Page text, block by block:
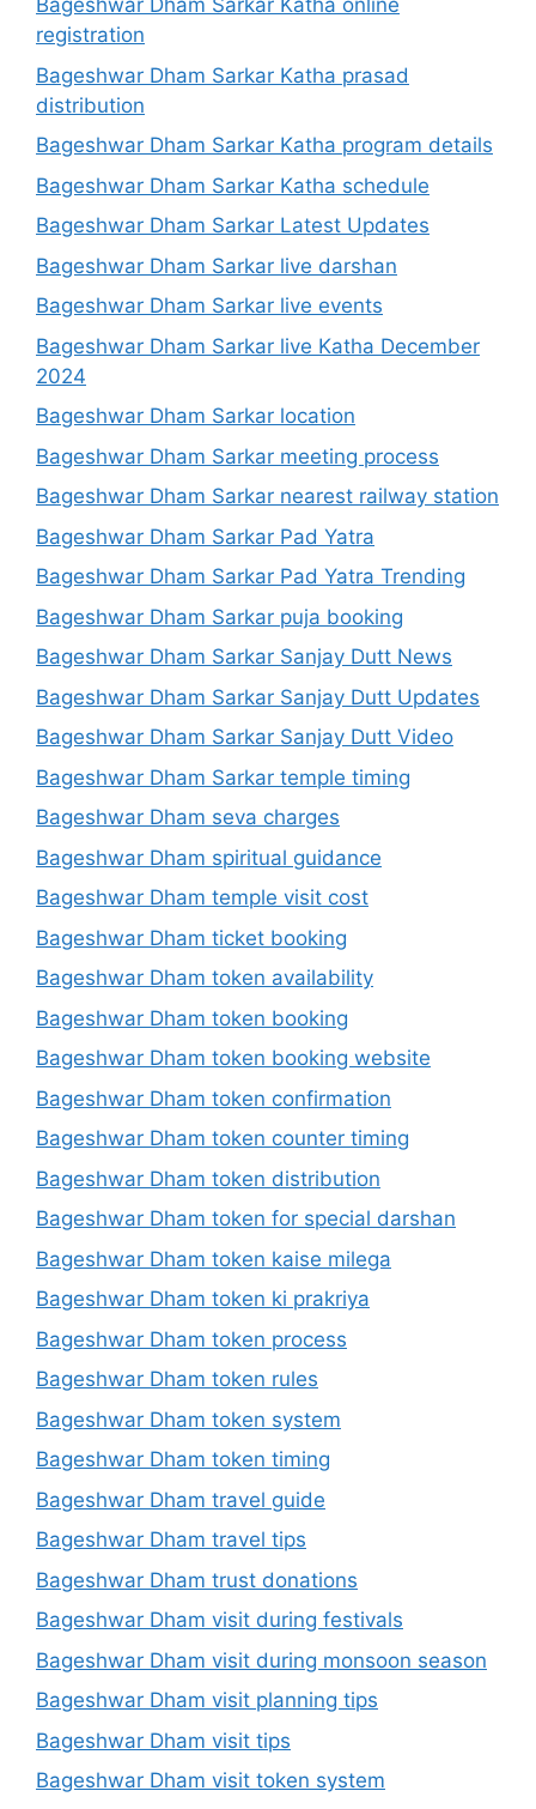
Bageshwar Dham Sarkar Katha online
registration
Bageshwar Dham Sarkar Katha prasad
distribution
Bageshwar Dham Sarkar Katha program details
Bageshwar Dham Sarkar Katha schedule
Bageshwar Dham Sarkar Latest Updates
Bageshwar Dham Sarkar live darshan
Bageshwar Dham Sarkar live events
Bageshwar Dham Sarkar live Katha December
2024
Bageshwar Dham Sarkar location
Bageshwar Dham Sarkar meeting process
Bageshwar Dham Sarkar nearest railway station
Bageshwar Dham Sarkar Pad Yatra
Bageshwar Dham Sarkar Pad Yatra Trending
Bageshwar Dham Sarkar puja booking
Bageshwar Dham Sarkar Sanjay Dutt News
Bageshwar Dham Sarkar Sanjay Dutt Updates
Bageshwar Dham Sarkar Sanjay Dutt Video
Bageshwar Dham Sarkar temple timing
Bageshwar Dham seva charges
Bageshwar Dham spiritual guidance
Bageshwar Dham temple visit cost
Bageshwar Dham ticket booking
Bageshwar Dham token availability
Bageshwar Dham token booking
Bageshwar Dham token booking website
Bageshwar Dham token confirmation
Bageshwar Dham token counter timing
Bageshwar Dham token distribution
Bageshwar Dham token for special darshan
Bageshwar Dham token kaise milega
Bageshwar Dham token ki prakriya
Bageshwar Dham token process
Bageshwar Dham token rules
Bageshwar Dham token system
Bageshwar Dham token timing
Bageshwar Dham travel guide
Bageshwar Dham travel tips
Bageshwar Dham trust donations
Bageshwar Dham visit during festivals
Bageshwar Dham visit during monsoon season
Bageshwar Dham visit planning tips
Bageshwar Dham visit tips
Bageshwar Dham visit token system